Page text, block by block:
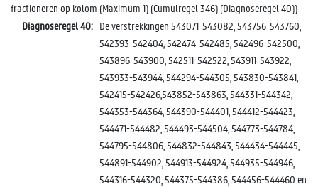
fractioneren op kolom (Maximum 1) (Cumulregel 346) (Diagnoseregel 40))
Diagnoseregel 40: De verstrekkingen 543071-543082, 543756-543760,
542393-542404, 542474-542485, 542496-542500,
543896-543900, 542511-542522, 543911-543922,
543933-543944, 544294-544305, 543830-543841,
542415-542426,543852-543863, 544331-544342,
544353-544364, 544390-544401, 544412-544423,
544471-544482, 544493-544504, 544773-544784,
544795-544806, 544832-544843, 544434-544445,
544891-544902, 544913-544924, 544935-544946,
544316-544320, 544375-544386, 544456-544460 en